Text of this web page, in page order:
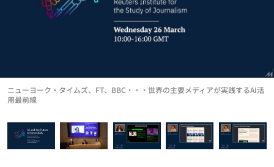
ニューヨーク・タイムズ、FT、BBC・・・世界の主要メディアが実践するAI活
用最前線